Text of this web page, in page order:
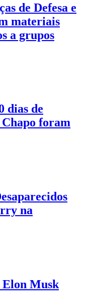
de Defesa e
materiais
a grupos
dias de
foram
na
Musk